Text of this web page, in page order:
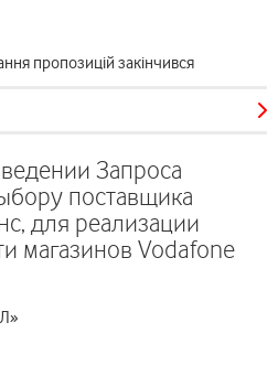
пропозицій закінчився
Запроса
поставщика
для реализации
магазинов Vodafone